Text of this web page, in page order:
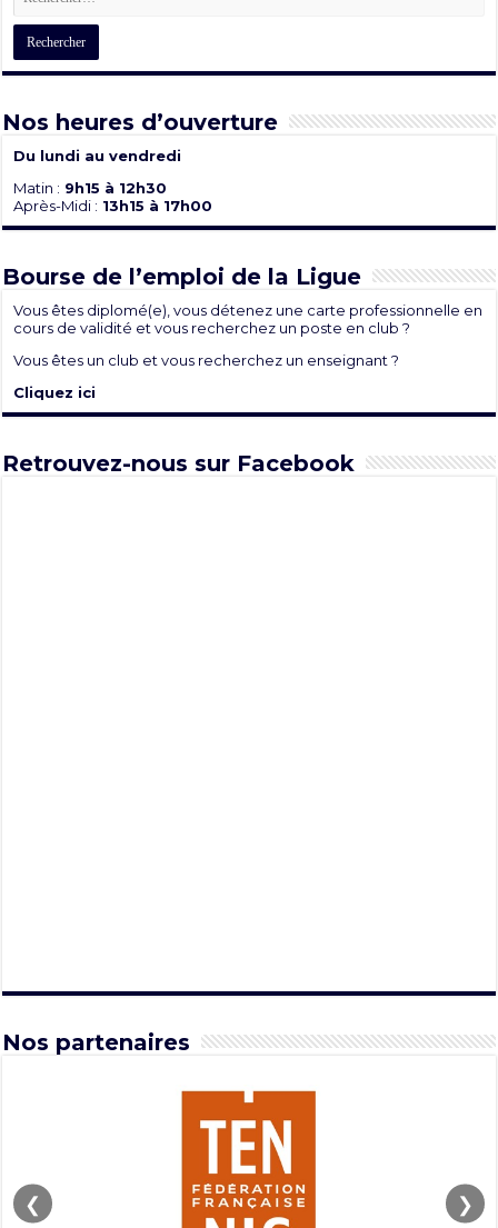
Nos heures d’ouverture
Du lundi au vendredi
Matin : 9h15 à 12h30
Après-Midi : 13h15 à 17h00
Bourse de l’emploi de la Ligue
Vous êtes diplomé(e), vous détenez une carte professionnelle en
cours de validité et vous recherchez un poste en club ?
Vous êtes un club et vous recherchez un enseignant ?
Cliquez ici
Retrouvez-nous sur Facebook
Nos partenaires
❮ ❯